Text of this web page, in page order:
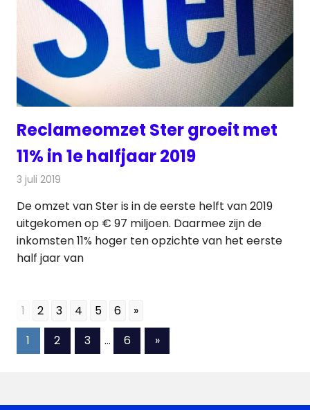
Reclameomzet Ster groeit met
11% in 1e halfjaar 2019
3 juli 2019
De omzet van Ster is in de eerste helft van 2019
uitgekomen op € 97 miljoen. Daarmee zijn de
inkomsten 11% hoger ten opzichte van het eerste
half jaar van
1 2 3 4 5 6 »
Berichten
1 2 3 … 6
Volgende
berichten
»